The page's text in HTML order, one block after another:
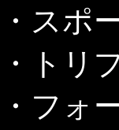
・スポ
・トリ
・フォ